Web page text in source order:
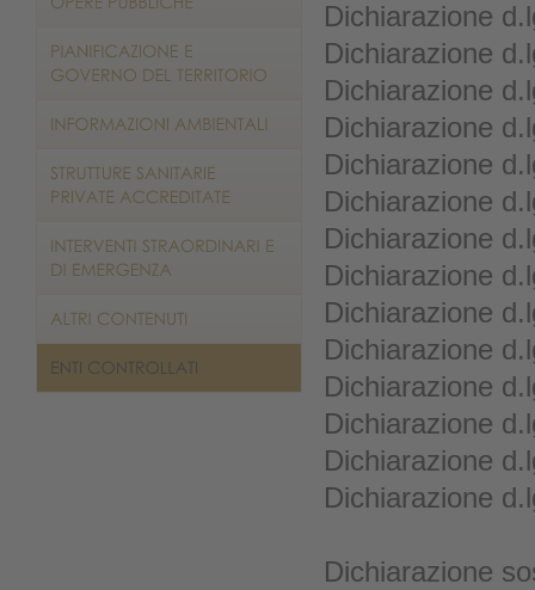
Dichiarazione
Dichiarazione
Dichiarazione
Dichiarazione
Dichiarazione
Dichiarazione
Dichiarazione
Dichiarazione
Dichiarazione
Dichiarazione
Dichiarazione
Dichiarazione
Dichiarazione
Dichiarazione
Dichiarazione